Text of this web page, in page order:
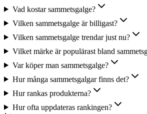
Vad kostar sammetsgalge?
Vilken sammetsgalge är billigast?
Vilken sammetsgalge trendar just nu?
Vilket märke är populärast bland
Var köper man sammetsgalge?
Hur många sammetsgalgar finns det?
Hur rankas produkterna?
Hur ofta uppdateras rankingen?